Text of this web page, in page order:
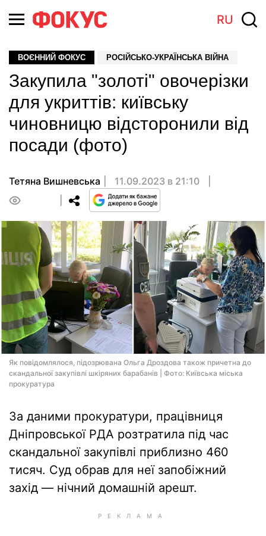
RU
ВОЄННИЙ ФОКУС РОСІЙСЬКО-УКРАЇНСЬКА ВІЙНА
Закупила "золоті" овочерізки
для укриттів: київську
чиновницю відсторонили від
посади (фото)
Тетяна Вишневська
11.09.2023 в 21:10
Як повідомлялося, підозрювана Ольга Дроздова також причетна до
скандальної закупівлі шкіряних барабанів | Фото: Київська міська
прокуратура
За даними прокуратури, працівниця
Дніпровської РДА розтратила під час
скандальної закупівлі приблизно 460
тисяч. Суд обрав для неї запобіжний
захід — нічний домашній арешт.